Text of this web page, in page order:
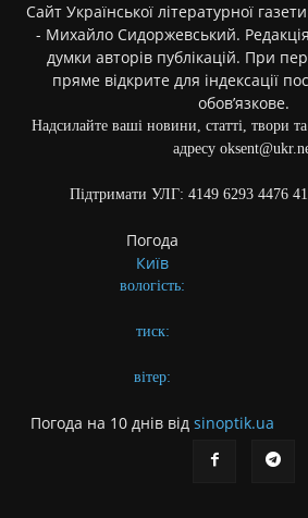
Сайт Української літературної
- Михайло Сидоржевський.
думки авторів публікацій. При
пряме відкрите для індексації
обов’язкове.
Надсилайте ваші новини, статті, твори
адресу
Підтримати УЛГ: 4149 6293 4476
Погода
Київ
вологість:
тиск:
вітер:
Погода на 10 днів від sinoptik.ua